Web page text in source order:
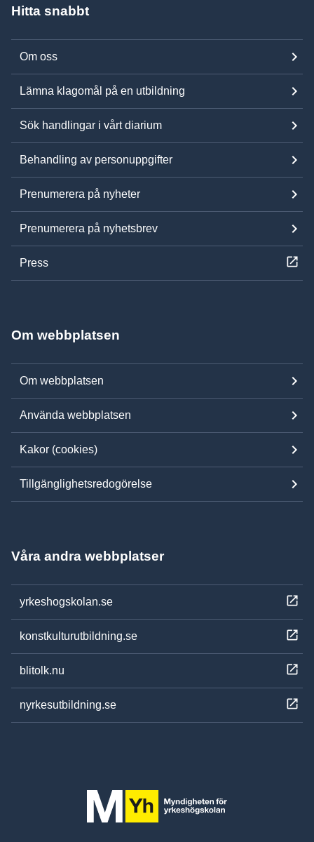
Hitta snabbt
Om oss
Lämna klagomål på en utbildning
Sök handlingar i vårt diarium
Behandling av personuppgifter
Prenumerera på nyheter
Prenumerera på nyhetsbrev
Press
Om webbplatsen
Om webbplatsen
Använda webbplatsen
Kakor (cookies)
Tillgänglighetsredogörelse
Våra andra webbplatser
yrkeshogskolan.se
konstkulturutbildning.se
blitolk.nu
nyrkesutbildning.se